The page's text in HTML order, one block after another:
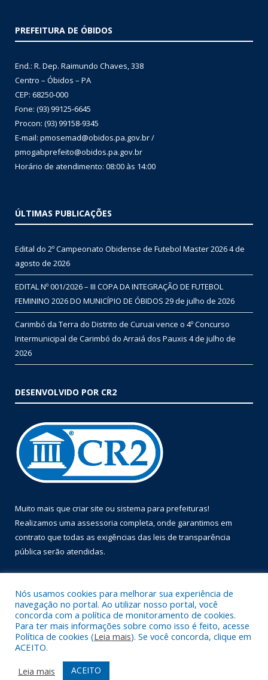
PREFEITURA DE ÓBIDOS
End.: R. Dep. Raimundo Chaves, 338
Centro – Óbidos – PA
CEP: 68250-000
Fone: (93) 99125-6645
Procon: (93) 99158-9345
E-mail: pmosemad@obidos.pa.gov.br /
pmogabprefeito@obidos.pa.gov.br
Horário de atendimento: 08:00 às 14:00
ÚLTIMAS PUBLICAÇÕES
Edital do 2º Campeonato Obidense de Futebol Master 20264 de
agosto de 2026
EDITAL Nº 001/2026 – III COPA DA INTEGRAÇÃO DE FUTEBOL
FEMININO 2026 DO MUNICÍPIO DE ÓBIDOS 29 de julho de 2026
Carimbó da Terra do Distrito de Curuai vence o 4º Concurso
Intermunicipal de Carimbó do Arraiá dos Pauxis 4 de julho de
2026
DESENVOLVIDO POR CR2
Muito mais que criar site ou sistema para prefeituras!
Realizamos uma assessoria completa, onde garantimos em
contrato que todas as exigências das leis de transparência
pública serão atendidas.
Todos os direitos reservados a Prefeitura Municipal de Óbidos.
Mapa do Site
Acessar Área Administrativa
Nós usamos cookies para melhorar sua experiência de
navegação no portal. Ao utilizar nosso portal, você
concorda com a política de monitoramento de cookies.
Para ter mais informações sobre como isso é feito, acesse
Política de cookies (Leia mais). Se você concorda, clique em
ACEITO.
Leia mais
ACEITO